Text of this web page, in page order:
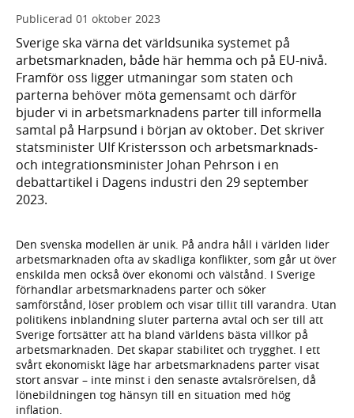
Publicerad 01 oktober 2023
Sverige ska värna det världsunika systemet på
arbetsmarknaden, både här hemma och på EU-nivå.
Framför oss ligger utmaningar som staten och
parterna behöver möta gemensamt och därför
bjuder vi in arbetsmarknadens parter till informella
samtal på Harpsund i början av oktober. Det skriver
statsminister Ulf Kristersson och arbetsmarknads-
och integrationsminister Johan Pehrson i en
debattartikel i Dagens industri den 29 september
2023.
Den svenska modellen är unik. På andra håll i världen lider
arbetsmarknaden ofta av skadliga konflikter, som går ut över
enskilda men också över ekonomi och välstånd. I Sverige
förhandlar arbetsmarknadens parter och söker
samförstånd, löser problem och visar tillit till varandra. Utan
politikens inblandning sluter parterna avtal och ser till att
Sverige fortsätter att ha bland världens bästa villkor på
arbetsmarknaden. Det skapar stabilitet och trygghet. I ett
svårt ekonomiskt läge har arbetsmarknadens parter visat
stort ansvar – inte minst i den senaste avtalsrörelsen, då
lönebildningen tog hänsyn till en situation med hög
inflation.